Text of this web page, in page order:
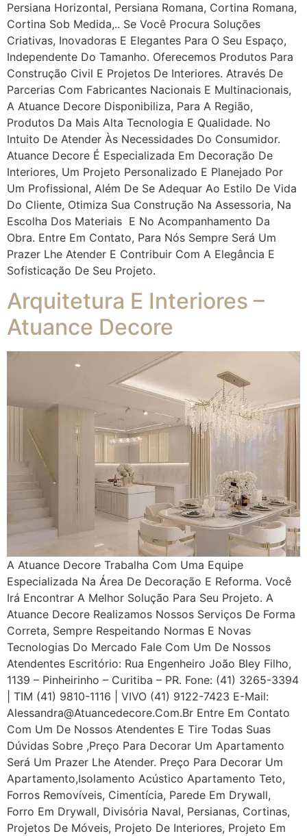
Persiana Horizontal, Persiana Romana, Cortina Romana,
Cortina Sob Medida,.. Se Você Procura Soluções
Criativas, Inovadoras E Elegantes Para O Seu Espaço,
Independente Do Tamanho. Oferecemos Produtos Para
Construção Civil E Projetos De Interiores. Através De
Parcerias Com Fabricantes Nacionais E Multinacionais,
A Atuance Decore Disponibiliza, Para A Região,
Produtos Da Mais Alta Tecnologia E Qualidade. No
Intuito De Atender Às Necessidades Do Consumidor.
Atuance Decore É Especializada Em Decoração De
Interiores, Um Projeto Personalizado E Planejado Por
Um Profissional, Além De Se Adequar Ao Estilo De Vida
Do Cliente, Otimiza Sua Construção Na Assessoria, Na
Escolha Dos Materiais E No Acompanhamento Da
Obra. Entre Em Contato, Para Nós Sempre Será Um
Prazer Lhe Atender E Contribuir Com A Elegância E
Sofisticação De Seu Projeto.
Arquitetura E Interiores –
Atuance Decore
A Atuance Decore Trabalha Com Uma Equipe
Especializada Na Área De Decoração E Reforma. Você
Irá Encontrar A Melhor Solução Para Seu Projeto. A
Atuance Decore Realizamos Nossos Serviços De Forma
Correta, Sempre Respeitando Normas E Novas
Tecnologias Do Mercado Fale Com Um De Nossos
Atendentes Escritório: Rua Engenheiro João Bley Filho,
1139 – Pinheirinho – Curitiba – PR. Fone: (41) 3265-3394
| TIM (41) 9810-1116 | VIVO (41) 9122-7423 E-Mail:
Alessandra@atuancedecore.com.br Entre Em Contato
Com Um De Nossos Atendentes E Tire Todas Suas
Dúvidas Sobre ,Preço Para Decorar Um Apartamento
Será Um Prazer Lhe Atender. Preço Para Decorar Um
Apartamento,Isolamento Acústico Apartamento Teto,
Forros Removíveis, Cimentícia, Parede Em Drywall,
Forro Em Drywall, Divisória Naval, Persianas, Cortinas,
Projetos De Móveis, Projeto De Interiores, Projeto Em